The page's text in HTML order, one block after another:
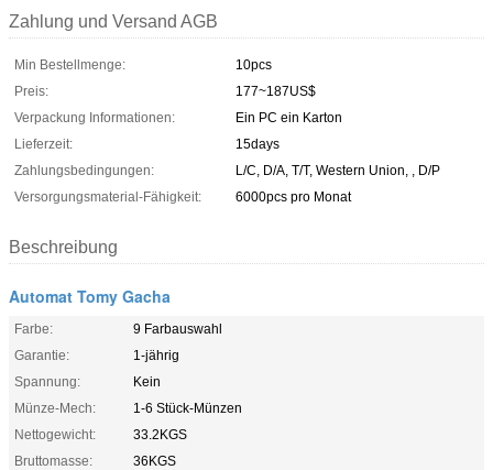
Zahlung und Versand AGB
Min Bestellmenge:
10pcs
Preis:
177~187US$
Verpackung Informationen:
Ein PC ein Karton
Lieferzeit:
15days
Zahlungsbedingungen:
L/C, D/A, T/T, Western Union, , D/P
Versorgungsmaterial-Fähigkeit:
6000pcs pro Monat
Beschreibung
Automat Tomy Gacha
Farbe:
9 Farbauswahl
Garantie:
1-jährig
Spannung:
Kein
Münze-Mech:
1-6 Stück-Münzen
Nettogewicht:
33.2KGS
Bruttomasse:
36KGS